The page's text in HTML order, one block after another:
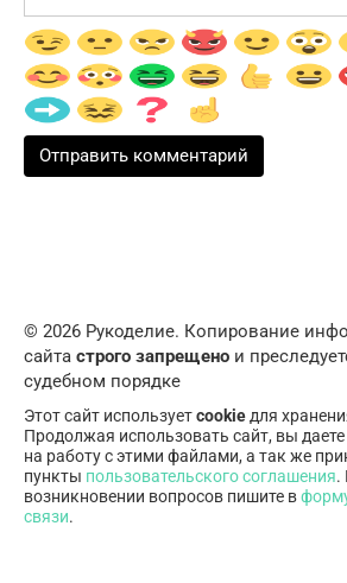
© 2026 Рукоделие. Копирование
сайта строго запрещено и
судебном порядке
Этот сайт используетcookie для
Продолжая использовать сайт, вы даете
на работу с этими файлами, а так же
пункты пользовательского соглашения.
возникновении вопросов пишите в
связи.